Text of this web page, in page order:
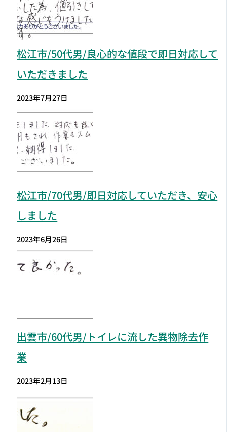
松江市/50代男/良心的な値段で即日対応して
いただきました
2023年7月27日
松江市/70代男/即日対応していただき、安心
しました
2023年6月26日
出雲市/60代男/トイレに流した異物除去作
業
2023年2月13日